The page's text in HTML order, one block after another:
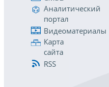
Аналитический
портал
Видеоматериалы
Карта
сайта
RSS